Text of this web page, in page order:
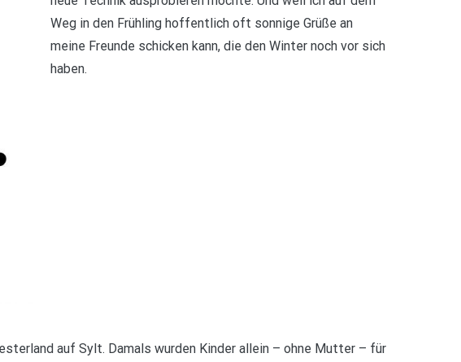
Weg in den Frühling hoffentlich oft sonnige Grüße an
meine Freunde schicken kann, die den Winter noch vor sich
haben.
auf Sylt. Damals wurden Kinder allein – ohne Mutter – für